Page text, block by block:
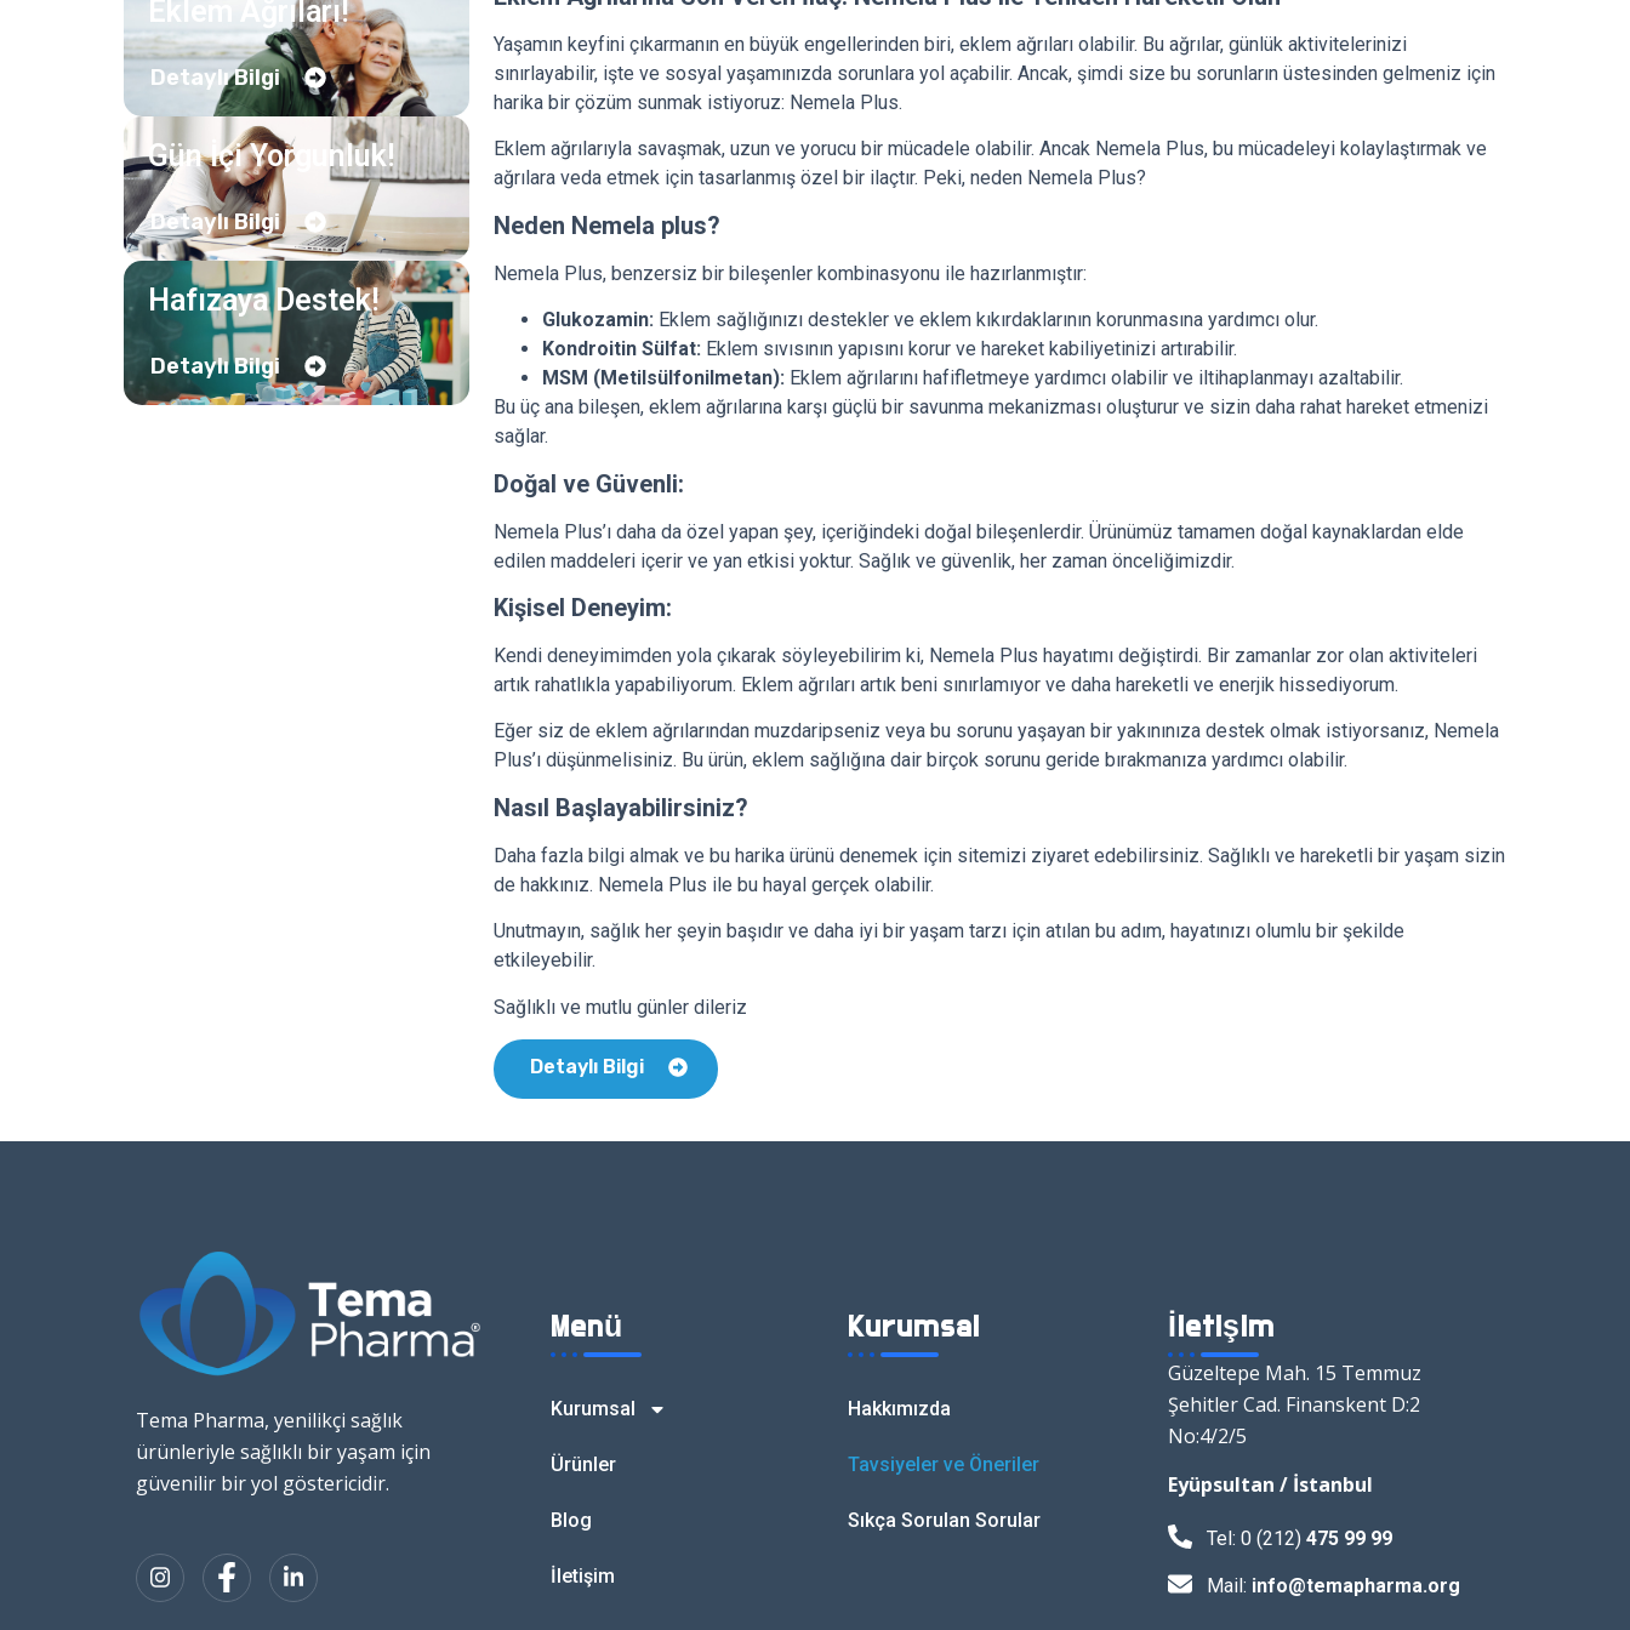
Eklem Ağrıları!
Detaylı Bilgi
Gün İçi Yorgunluk!
Detaylı Bilgi
Hafızaya Destek!
Detaylı Bilgi
Yaşamın keyfini çıkarmanın en büyük engellerinden biri, eklem ağrıları olabilir. Bu ağrılar, günlük aktivitelerinizi
sınırlayabilir, işte ve sosyal yaşamınızda sorunlara yol açabilir. Ancak, şimdi size bu sorunların üstesinden gelmeniz için
harika bir çözüm sunmak istiyoruz: Nemela Plus.
Eklem ağrılarıyla savaşmak, uzun ve yorucu bir mücadele olabilir. Ancak Nemela Plus, bu mücadeleyi kolaylaştırmak ve
ağrılara veda etmek için tasarlanmış özel bir ilaçtır. Peki, neden Nemela Plus?
Neden Nemela plus?
Nemela Plus, benzersiz bir bileşenler kombinasyonu ile hazırlanmıştır:
Glukozamin: Eklem sağlığınızı destekler ve eklem kıkırdaklarının korunmasına yardımcı olur.
Kondroitin Sülfat: Eklem sıvısının yapısını korur ve hareket kabiliyetinizi artırabilir.
MSM (Metilsülfonilmetan): Eklem ağrılarını hafifletmeye yardımcı olabilir ve iltihaplanmayı azaltabilir.
Bu üç ana bileşen, eklem ağrılarına karşı güçlü bir savunma mekanizması oluşturur ve sizin daha rahat hareket etmenizi
sağlar.
Doğal ve Güvenli:
Nemela Plus’ı daha da özel yapan şey, içeriğindeki doğal bileşenlerdir. Ürünümüz tamamen doğal kaynaklardan elde
edilen maddeleri içerir ve yan etkisi yoktur. Sağlık ve güvenlik, her zaman önceliğimizdir.
Kişisel Deneyim:
Kendi deneyimimden yola çıkarak söyleyebilirim ki, Nemela Plus hayatımı değiştirdi. Bir zamanlar zor olan aktiviteleri
artık rahatlıkla yapabiliyorum. Eklem ağrıları artık beni sınırlamıyor ve daha hareketli ve enerjik hissediyorum.
Eğer siz de eklem ağrılarından muzdaripseniz veya bu sorunu yaşayan bir yakınınıza destek olmak istiyorsanız, Nemela
Plus’ı düşünmelisiniz. Bu ürün, eklem sağlığına dair birçok sorunu geride bırakmanıza yardımcı olabilir.
Nasıl Başlayabilirsiniz?
Daha fazla bilgi almak ve bu harika ürünü denemek için sitemizi ziyaret edebilirsiniz. Sağlıklı ve hareketli bir yaşam sizin
de hakkınız. Nemela Plus ile bu hayal gerçek olabilir.
Unutmayın, sağlık her şeyin başıdır ve daha iyi bir yaşam tarzı için atılan bu adım, hayatınızı olumlu bir şekilde
etkileyebilir.
Sağlıklı ve mutlu günler dileriz
Detaylı Bilgi
Tema Pharma, yenilikçi sağlık
ürünleriyle sağlıklı bir yaşam için
güvenilir bir yol göstericidir.
Menü
Kurumsal
Ürünler
Blog
İletişim
Kurumsal
Hakkımızda
Tavsiyeler ve Öneriler
Sıkça Sorulan Sorular
İletişim
Güzeltepe Mah. 15 Temmuz
Şehitler Cad. Finanskent D:2
No:4/2/5
Eyüpsultan / İstanbul
Tel: 0 (212)475 99 99
Mail: info@temapharma.org